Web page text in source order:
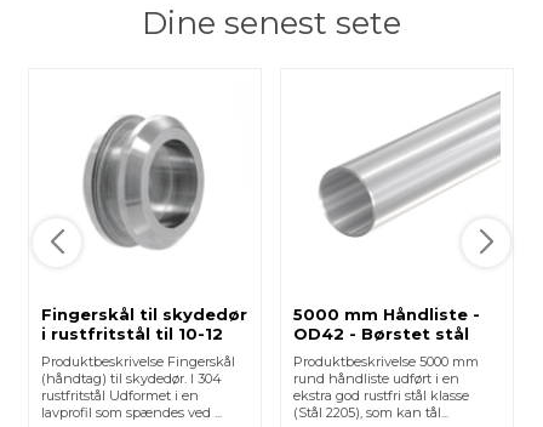
Dine senest sete
Fingerskål til skydedør
i rustfritstål til 10-12
mm glas
Produktbeskrivelse Fingerskål
(håndtag) til skydedør. I 304
rustfritstål Udformet i en
lavprofil som spændes ved ...
5000 mm Håndliste -
OD42 - Børstet stål
Produktbeskrivelse 5000 mm
rund håndliste udført i en
ekstra god rustfri stål klasse
(Stål 2205), som kan tål...